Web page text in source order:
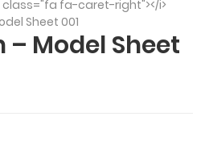
fa-caret-right"></i>
Sheet 001
– Model Sheet